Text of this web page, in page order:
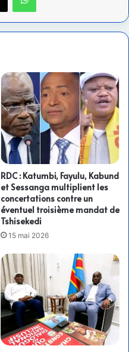
RDC : Katumbi, Fayulu, Kabund
et Sessanga multiplient les
concertations contre un
éventuel troisième mandat de
Tshisekedi
15 mai 2026